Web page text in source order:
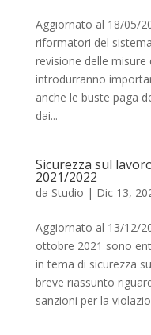
Aggiornato al 18/05/
riformatori del
revisione delle
introdurranno
anche le buste paga
dai...
Sicurezza sul
2021/2022
da Studio | Dic 13,
Aggiornato al 13/12/
ottobre 2021 sono
in tema di sicurezza
breve riassunto
sanzioni per la